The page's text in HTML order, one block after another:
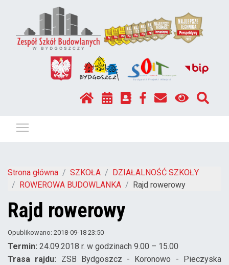
Strona główna SZKOŁA
DZIAŁALNOŚĆ SZKOŁY
ROWEROWA BUDOWLANKA
Rajd rowerowy
Rajd rowerowy
Opublikowano: 2018-09-18 23:50
Termin: 24.09.2018 r. w godzinach 9.00 – 15.00
Trasa rajdu: ZSB Bydgoszcz - Koronowo - Pieczyska